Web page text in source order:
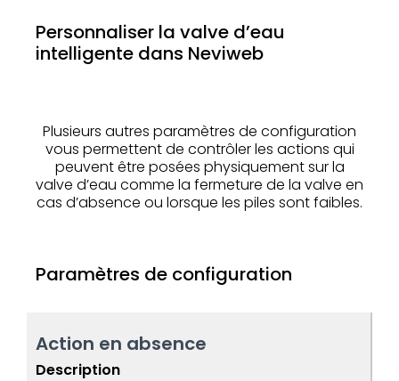
Personnaliser la valve d’eau
intelligente dans Neviweb
Plusieurs autres paramètres de configuration
vous permettent de contrôler les actions qui
peuvent être posées physiquement sur la
valve d’eau comme la fermeture de la valve en
cas d’absence ou lorsque les piles sont faibles.
Paramètres de configuration
Action en absence
Description